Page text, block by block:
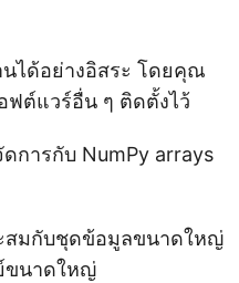
นได้อย่างอิสระ โดยคุณ
ฟต์แวร์อื่น ๆ ติดตั้งไว้
การกับ NumPy arrays
สมกับชุดข้อมูลขนาดใหญ่
ขนาดใหญ่